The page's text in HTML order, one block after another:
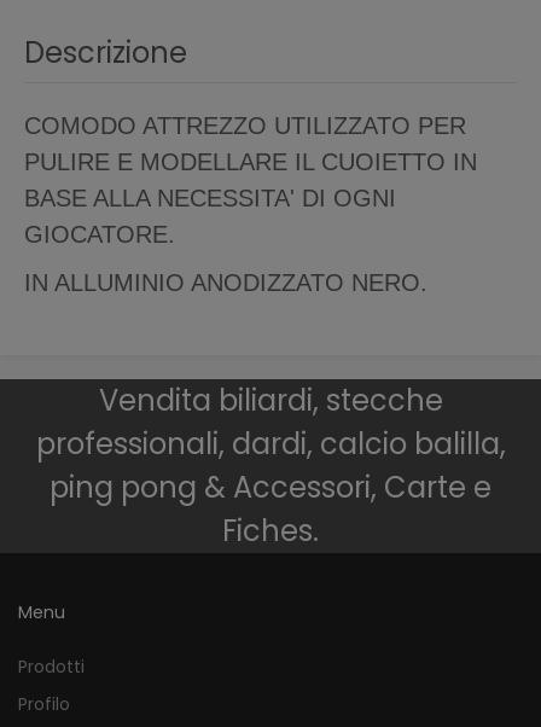
Descrizione
COMODO ATTREZZO UTILIZZATO PER
PULIRE E MODELLARE IL CUOIETTO IN
BASE ALLA NECESSITA' DI OGNI
GIOCATORE.
IN ALLUMINIO ANODIZZATO NERO.
Vendita biliardi, stecche
professionali, dardi, calcio balilla,
ping pong & Accessori, Carte e
Fiches.
Menu
Prodotti
Profilo